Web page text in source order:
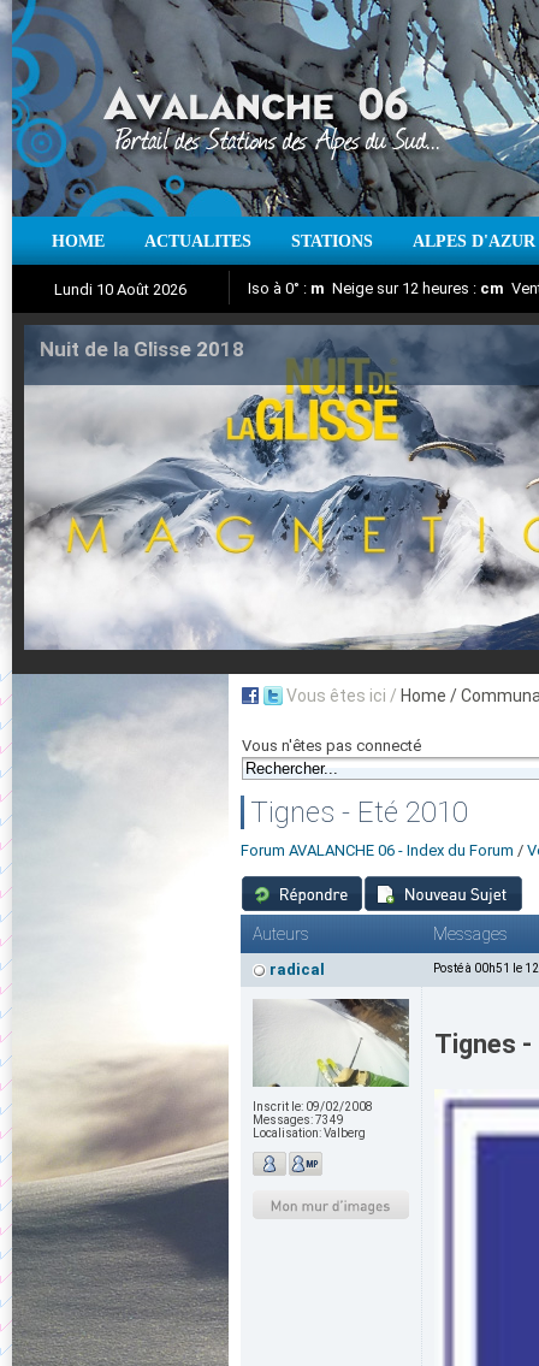
HOME ACTUALITES STATIONS ALPES D'AZUR
Lundi 10 Août 2026
Aujourd'hui : T° Min : °C T° Max :°C
Iso à 0° : m Neige sur 12 heures : cm
Suivez en direct l'actualité des stations
Nuit de la Glisse 2018
Vous êtes ici / Home /
Vous n'êtes pas connecté
Tignes - Eté 2010
Forum AVALANCHE 06 - Index du Forum /
Auteurs Messages
radical Posté à 00h51 le
Inscrit le: 09/02/2008
Messages:7349
Localisation:Valberg
Tignes -